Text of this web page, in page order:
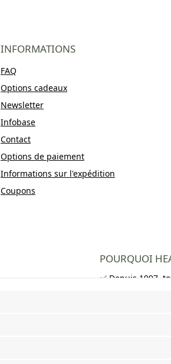
INFORMATIONS
FAQ
Options cadeaux
Newsletter
Infobase
Contact
Options de paiement
Informations sur l'expédition
Coupons
POURQUOI
✅ Depuis 1997,